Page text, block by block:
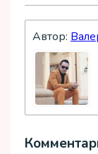
Автор: